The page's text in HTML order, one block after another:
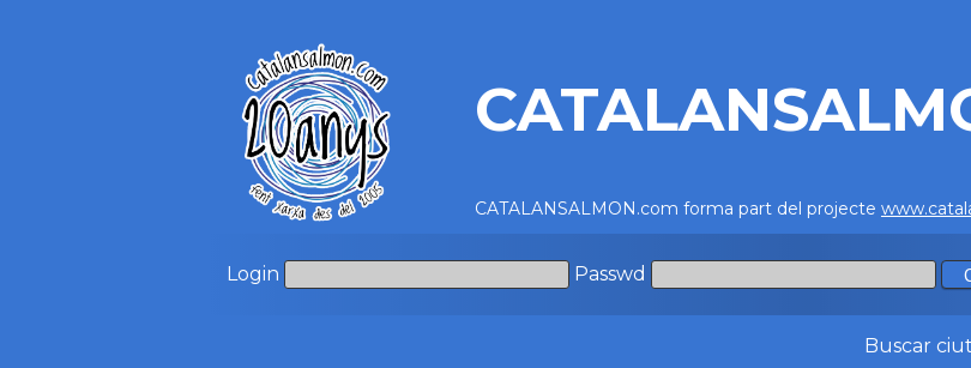
CATALANSALMON.com forma part del projecte
Login Passwd
Buscar